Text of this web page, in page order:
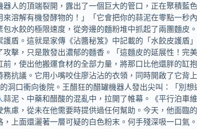
人的頂端裂開，露出了一個巨大的管口，正在聚積藍
溶解有機發酵物的！」「它會把你的蒜泥在零點一秒
包水餃的極限速度，從旁邊的麵粉堆中抓起了兩團麵皮
盾。這就是家傳《沾醬秘笈》中記載的「水餃皮護盾
擊，只是散發出濃郁的麵香。「這麵皮的延展性！完
，使出他搬運食材的全部力量，將那口比他還胖的缸
抗議。它用小嘴咬住廖沾沾的衣領，同時開啟了它背
口衝向後院。王醋狂的醋罐機器人發出尖叫：「別想
蒜泥、中藥和醋酸的混亂中，拉開了帷幕。《平行泊車
慮，從未在他需要時提供過任何幫助。今天，他面臨
上面還灑著一層可疑的白色粉末。何手殘深吸一口氣